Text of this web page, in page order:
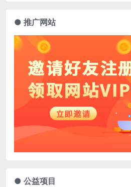
● 推广网站
● 公益项目